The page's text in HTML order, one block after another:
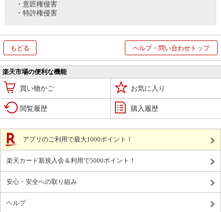
・意匠権侵害
・特許権侵害
もどる ヘルプ・問い合わせトップ
楽天市場の便利な機能
買い物かご お気に入り
閲覧履歴 購入履歴
アプリのご利用で最大1000ポイント！
楽天カード新規入会＆利用で5000ポイント！
安心・安全への取り組み
ヘルプ